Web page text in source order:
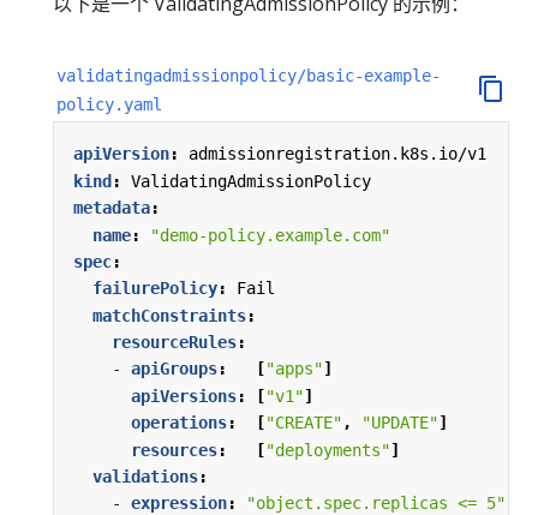
validatingadmissionpolicy/basic-example-
policy.yaml
apiVersion:
admissionregistration.k8s.io/v1
kind :
ValidatingAdmissionPolicy
metadata:
name:
"demo-policy.example.com"
spec:
failurePolicy:
Fail
matchConstraints:
resourceRules:
- apiGroups: ["apps"]
apiVersions: ["v1"]
operations: ["CREATE", "UPDATE"]
resources: ["deployments"]
validations:
- expression: "object.spec.replicas <= 5"